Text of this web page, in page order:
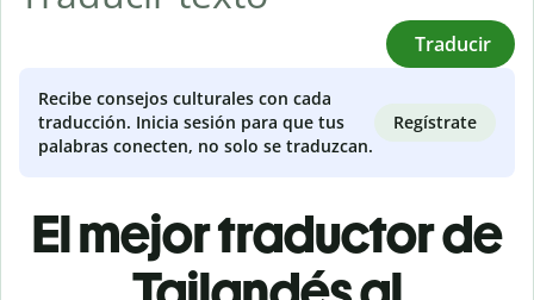
Traducir
Recibe consejos culturales con cada
traducción. Inicia sesión para que tus
palabras conecten, no solo se traduzcan.
Regístrate
El mejor traductor de